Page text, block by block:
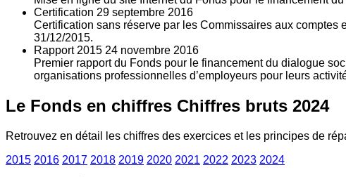
Certification 29 septembre 2016
Certification sans réserve par les Commissaires aux comptes
31/12/2015.
Rapport 2015 24 novembre 2016
Premier rapport du Fonds pour le financement du dialogue
organisations professionnelles d’employeurs pour leurs
Le Fonds en chiffres Chiffres bruts 2024
Retrouvez en détail les chiffres des exercices et les principes de
2015 2016 2017 2018 2019 2020 2021 2022 2023 2024